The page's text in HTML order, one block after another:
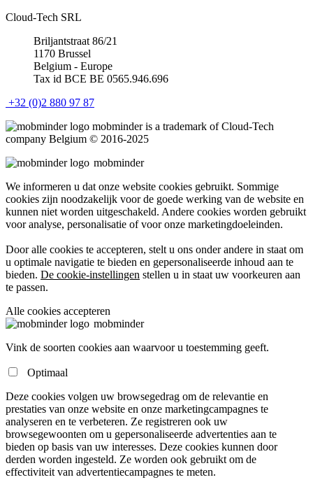
Cloud-Tech SRL
Briljantstraat 86/21
1170 Brussel
Belgium - Europe
Tax id BCE BE 0565.946.696
+32 (0)2 880 97 87
mobminderis a trademark of Cloud-Tech
company Belgium © 2016-2025
mobminder
We informeren u dat onze website cookies gebruikt. Sommige
cookies zijn noodzakelijk voor de goede werking van de website en
kunnen niet worden uitgeschakeld. Andere cookies worden gebruikt
voor analyse, personalisatie of voor onze marketingdoeleinden.
Door alle cookies te accepteren, stelt u ons onder andere in staat om
u optimale navigatie te bieden en gepersonaliseerde inhoud aan te
bieden. De cookie-instellingen stellen u in staat uw voorkeuren aan
te passen.
Alle cookies accepteren
mobminder
Vink de soorten cookies aan waarvoor u toestemming geeft.
Optimaal
Deze cookies volgen uw browsegedrag om de relevantie en
prestaties van onze website en onze marketingcampagnes te
analyseren en te verbeteren. Ze registreren ook uw
browsegewoonten om u gepersonaliseerde advertenties aan te
bieden op basis van uw interesses. Deze cookies kunnen door
derden worden ingesteld. Ze worden ook gebruikt om de
effectiviteit van advertentiecampagnes te meten.